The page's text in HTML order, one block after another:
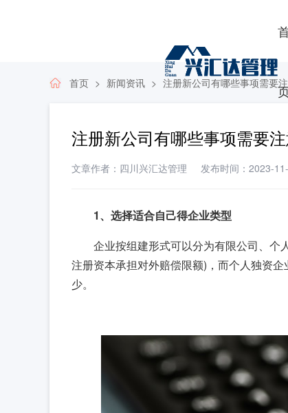
首页 新闻资讯 注册新公司有哪些事项需要
注册新公司有哪些事项需要
文章作者：四川兴汇达管理 发布时间：2023-
1、选择适合自己得企业类型
企业按组建形式可以分为有限公司、个
注册资本承担对外赔偿限额)，而个人独资
少。